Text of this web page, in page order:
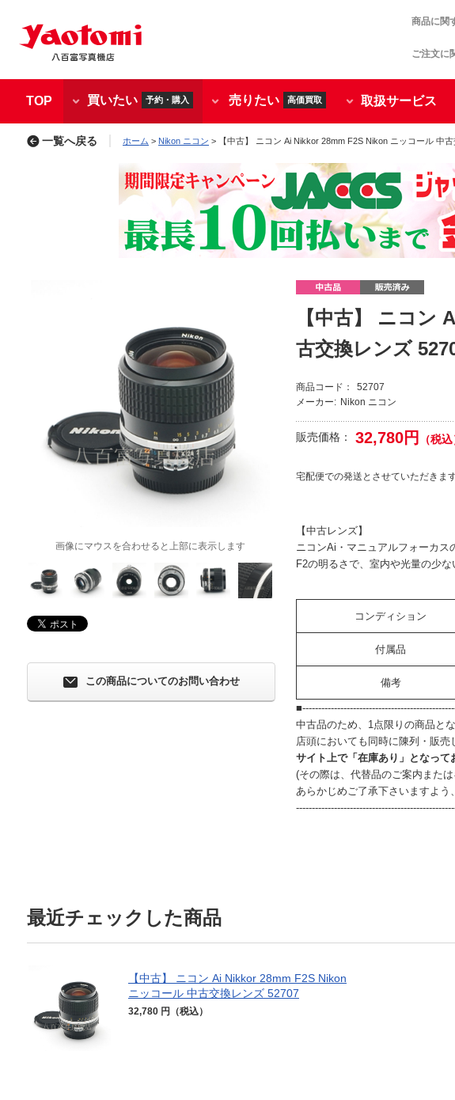
商品に関
ご注文に
TOP 買いたい 予約・購入 売りたい 高価買取 取扱サービス
一覧へ戻る ホーム > Nikon ニコン > 【中古】 ニコン Ai Nikkor 28mm F2S Nikon ニッコール 中
【中古】 ニコン
古交換レンズ
商品コード：
52707
メーカー: Nikon ニコン
販売価格： 32,780円 （税込
宅配便での発送とさせていただきます
【中古レンズ】
ニコンAi・マニュアルフォーカス
F2の明るさで、室内や光量の少
コンディション
付属品
備考
中古品のため、1点限りの商品と
店頭においても同時に陳列・販売
サイト上で「在庫あり」となって
(その際は、代替品のご案内また
あらかじめご了承下さいますよう
画像にマウスを合わせると上部に表示します
この商品についてのお問い合わせ
最近チェックした商品
【中古】 ニコン Ai Nikkor 28mm F2S Nikon
ニッコール 中古交換レンズ 52707
32,780 円（税込）